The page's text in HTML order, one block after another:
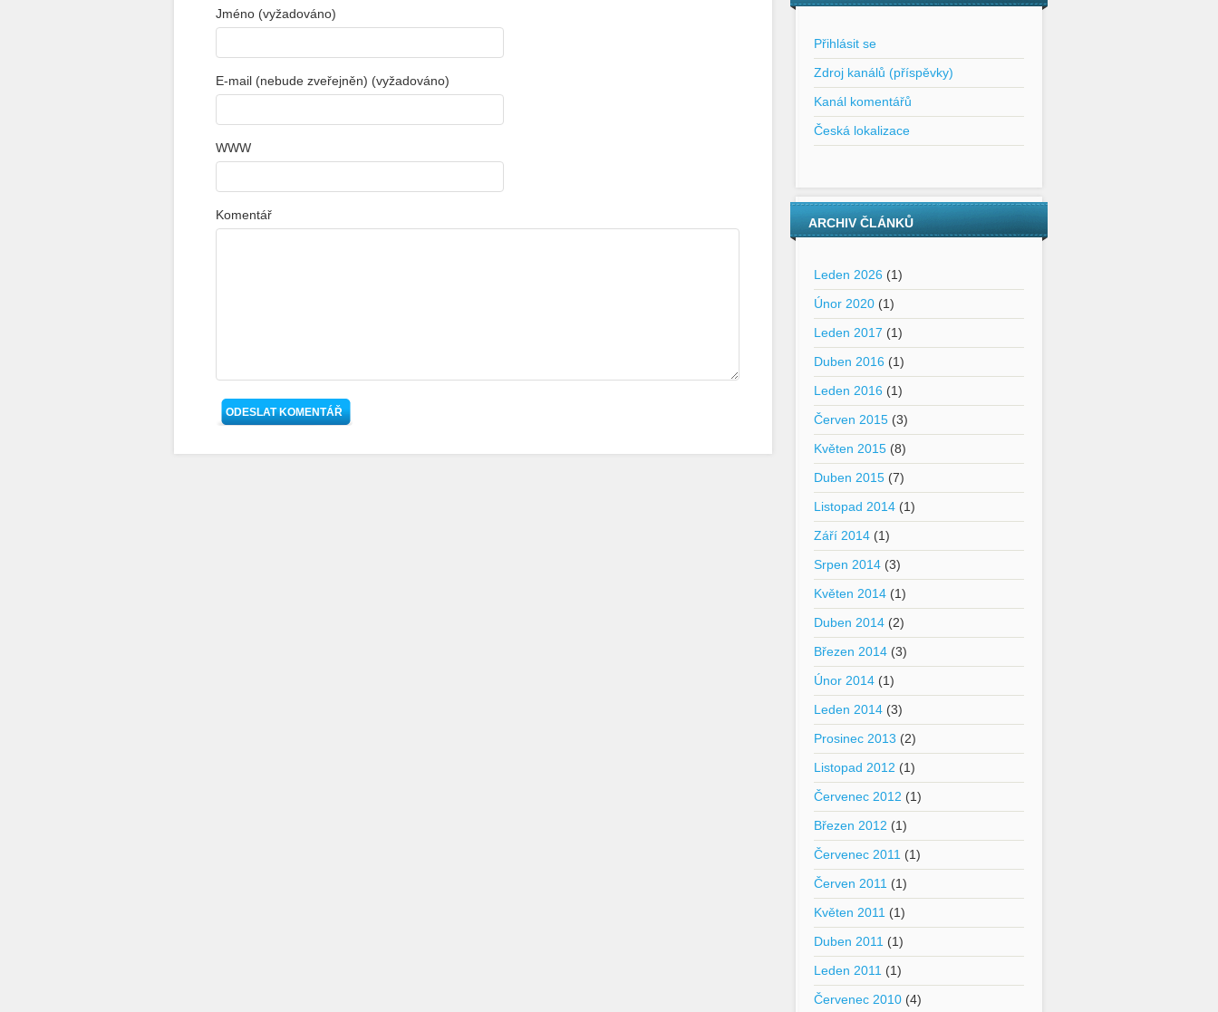
Jméno (vyžadováno)
E-mail (nebude zveřejněn) (vyžadováno)
WWW
Komentář
Přihlásit se
Zdroj kanálů (příspěvky)
Kanál komentářů
Česká lokalizace
ARCHIV ČLÁNKŮ
Leden 2026 (1)
Únor 2020 (1)
Leden 2017 (1)
Duben 2016 (1)
Leden 2016 (1)
Červen 2015 (3)
Květen 2015 (8)
Duben 2015 (7)
Listopad 2014 (1)
Září 2014 (1)
Srpen 2014 (3)
Květen 2014 (1)
Duben 2014 (2)
Březen 2014 (3)
Únor 2014 (1)
Leden 2014 (3)
Prosinec 2013 (2)
Listopad 2012 (1)
Červenec 2012 (1)
Březen 2012 (1)
Červenec 2011 (1)
Červen 2011 (1)
Květen 2011 (1)
Duben 2011 (1)
Leden 2011 (1)
Červenec 2010 (4)